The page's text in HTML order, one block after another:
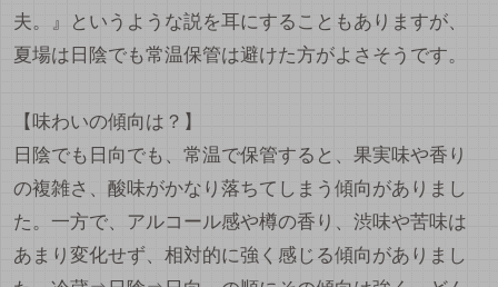
夫。』というような説を耳にすることもありますが、
夏場は日陰でも常温保管は避けた方がよさそうです。
【味わいの傾向は？】
日陰でも日向でも、常温で保管すると、果実味や香り
の複雑さ、酸味がかなり落ちてしまう傾向がありまし
た。一方で、アルコール感や樽の香り、渋味や苦味は
あまり変化せず、相対的に強く感じる傾向がありまし